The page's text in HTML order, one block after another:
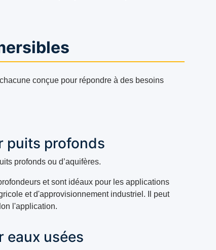
conçue pour répondre à des besoins
puits profonds
profonds ou d’aquifères.
et sont idéaux pour les applications
et d'approvisionnement industriel. Il peut
l'application.
eaux usées